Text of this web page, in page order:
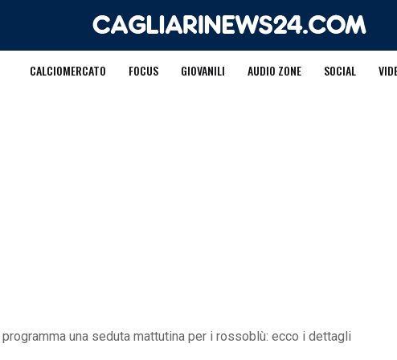
CALCIOMERCATO FOCUS GIOVANILI AUDIO ZONE SOCIAL
una seduta mattutina per i rossoblù: ecco i dettagli